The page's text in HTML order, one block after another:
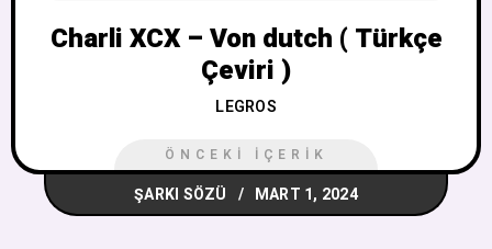
Charli XCX – Von dutch ( Türkçe
Çeviri )
LEGROS
ÖNCEKI İÇERIK
ŞARKI SÖZÜ MART 1, 2024